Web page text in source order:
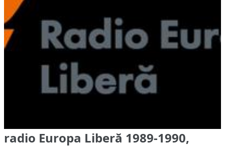
radio Europa Liberă 1989-1990,